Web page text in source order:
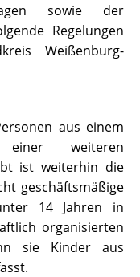
sowie der
Regelungen
Weißenburg-
aus einem
weiteren
ist weiterhin die
geschäftsmäßige
14 Jahren in
organisierten
sie Kinder aus